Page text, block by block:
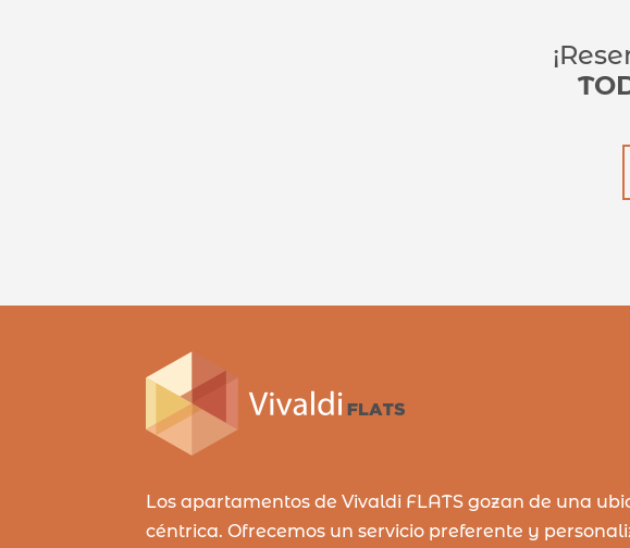
Los apartamentos de Vivaldi FLATS gozan de una
céntrica. Ofrecemos un servicio preferente y